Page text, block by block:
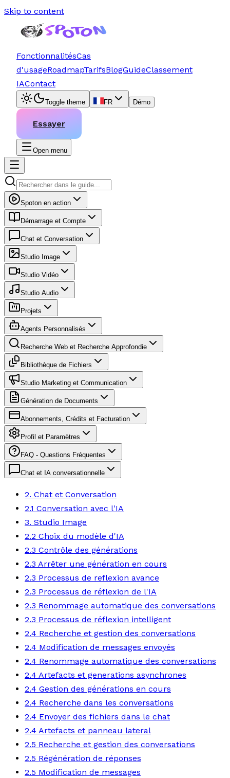
Skip to content
FonctionnalitésCas
d'usageRoadmapTarifsBlogGuideClassement
IAContact
Toggle theme FR Démo
Essayer
Open menu
Spoton en action
Démarrage et Compte
Chat et Conversation
Studio Image
Studio Vidéo
Studio Audio
Projets
Agents Personnalisés
Recherche Web et Recherche Approfondie
Bibliothèque de Fichiers
Studio Marketing et Communication
Génération de Documents
Abonnements, Crédits et Facturation
Profil et Paramètres
FAQ - Questions Fréquentes
Chat et IA conversationnelle
2. Chat et Conversation
2.1 Conversation avec l'IA
3. Studio Image
2.2 Choix du modèle d'IA
2.3 Contrôle des générations
2.3 Arrêter une génération en cours
2.3 Processus de reflexion avance
2.3 Processus de réflexion de l'IA
2.3 Renommage automatique des conversations
2.3 Processus de réflexion intelligent
2.4 Recherche et gestion des conversations
2.4 Modification de messages envoyés
2.4 Renommage automatique des conversations
2.4 Artefacts et generations asynchrones
2.4 Gestion des générations en cours
2.4 Recherche dans les conversations
2.4 Envoyer des fichiers dans le chat
2.4 Artefacts et panneau lateral
2.5 Recherche et gestion des conversations
2.5 Régénération de réponses
2.5 Modification de messages